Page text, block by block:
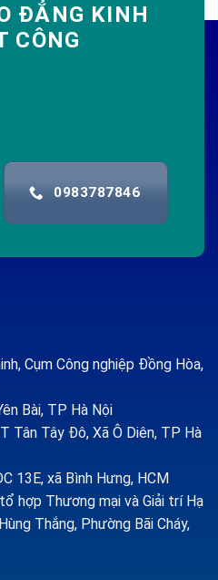
ĐẲNG KINH
CÔNG
0983787846
Cụm Công nghiệp Đồng Hòa,
Bài, TP Hà Nội
Tân Tây Đô, Xã Ô Diên, TP Hà
13E, xã Bình Hưng, HCM
hợp Thương mại và Giải trí Hạ
Thắng, Phường Bãi Cháy,